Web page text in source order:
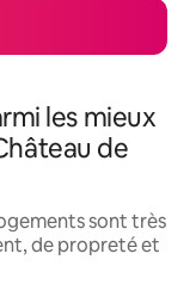
les mieux
de
sont très
de propreté et